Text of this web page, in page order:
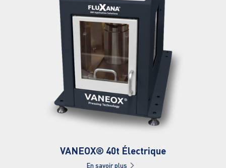
VANEOX® 40t Électrique
En savoir plus